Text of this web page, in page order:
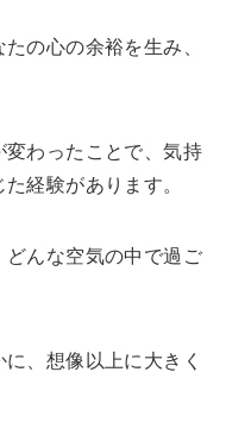
の心の余裕を生み、
わったことで、気持
経験があります。
んな空気の中で過ご
、想像以上に大きく